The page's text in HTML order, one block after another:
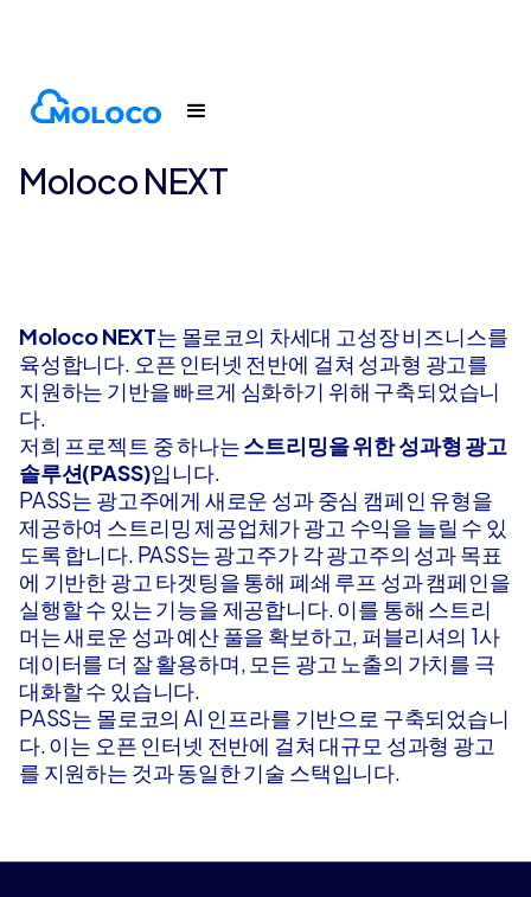
제품 Moloco Next
Moloco NEXT
Moloco NEXT는 몰로코의 차세대 고성장 비즈니스를
육성합니다. 오픈 인터넷 전반에 걸쳐 성과형 광고를
지원하는 기반을 빠르게 심화하기 위해 구축되었습니
다.
저희 프로젝트 중 하나는스트리밍을 위한 성과형 광고
솔루션(PASS)입니다.
PASS는 광고주에게 새로운 성과 중심 캠페인 유형을
제공하여 스트리밍 제공업체가 광고 수익을 늘릴 수 있
도록 합니다. PASS는 광고주가 각 광고주의 성과 목표
에 기반한 광고 타겟팅을 통해 폐쇄 루프 성과 캠페인을
실행할 수 있는 기능을 제공합니다. 이를 통해 스트리
머는 새로운 성과 예산 풀을 확보하고, 퍼블리셔의 1사
데이터를 더 잘 활용하며, 모든 광고 노출의 가치를 극
대화할 수 있습니다.
PASS는 몰로코의 AI 인프라를 기반으로 구축되었습니
다. 이는 오픈 인터넷 전반에 걸쳐 대규모 성과형 광고
를 지원하는 것과 동일한 기술 스택입니다.